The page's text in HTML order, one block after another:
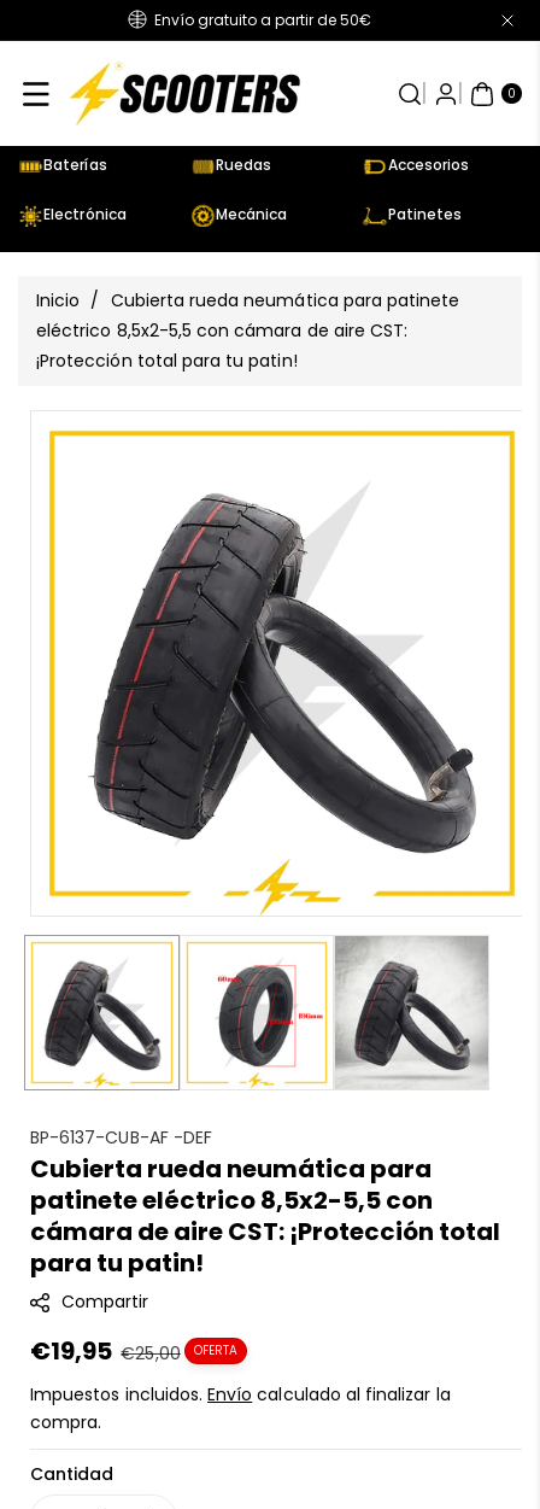
Envío gratuito a partir de 50€
0
AR
TÍC
UL
Baterías Ruedas Accesorios
Electrónica Mecánica Patinetes
Inicio / Cubierta rueda neumática para patinete
eléctrico 8,5x2-5,5 con cámara de aire CST:
¡Protección total para tu patin!
A La
S
K
U
:
BP-6137-CUB-AF -DEF
Cubierta rueda neumática para
patinete eléctrico 8,5x2-5,5 con
cámara de aire CST: ¡Protección total
para tu patin!
Compartir
Precio
en
oferta
€19,95 Precio
regular
€25,00 OFERTA
Impuestos incluidos.Envío calculado al finalizar la
compra.
Cantidad